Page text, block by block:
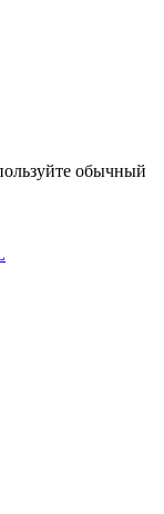
обычный